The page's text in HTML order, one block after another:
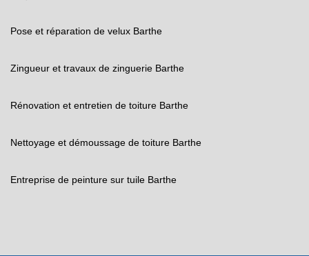
Pose et réparation de velux Barthe
Zingueur et travaux de zinguerie Barthe
Rénovation et entretien de toiture Barthe
Nettoyage et démoussage de toiture Barthe
Entreprise de peinture sur tuile Barthe